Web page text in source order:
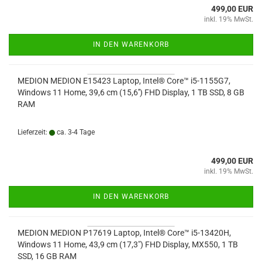
499,00 EUR
inkl. 19% MwSt.
IN DEN WARENKORB
MEDION MEDION E15423 Laptop, Intel® Core™ i5-1155G7,
Windows 11 Home, 39,6 cm (15,6'') FHD Display, 1 TB SSD, 8 GB
RAM
Lieferzeit: ca. 3-4 Tage
499,00 EUR
inkl. 19% MwSt.
IN DEN WARENKORB
MEDION MEDION P17619 Laptop, Intel® Core™ i5-13420H,
Windows 11 Home, 43,9 cm (17,3") FHD Display, MX550, 1 TB
SSD, 16 GB RAM